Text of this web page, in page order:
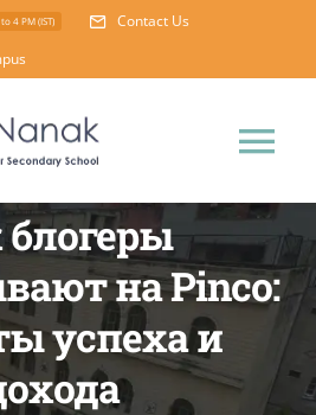
4 PM (IST)
Contact Us
на Pinco:
успеха и